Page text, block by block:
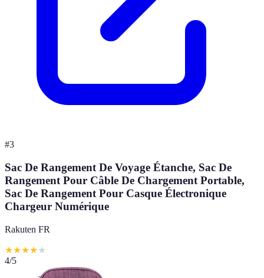
#3
Sac De Rangement De Voyage Étanche, Sac De
Rangement Pour Câble De Chargement Portable,
Sac De Rangement Pour Casque Électronique
Chargeur Numérique
Rakuten FR
★★★★★
4/5